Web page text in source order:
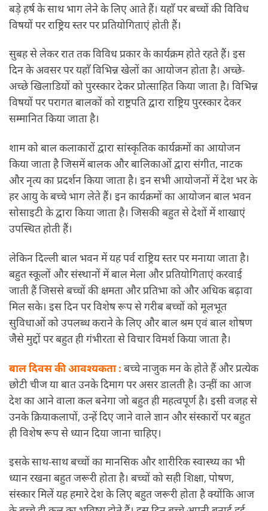
बड़े हर्ष के साथ भाग लेने के लिए आते हैं। यहाँ पर बच्चों की विविध
विषयों पर राष्ट्रिय स्तर पर प्रतियोगिताएं होती हैं।
सुबह से लेकर रात तक विविध प्रकार के कार्यक्रम होते रहते हैं। इस
दिन के अवसर पर यहाँ विभिन्न खेलों का आयोजन होता है। अच्छे-
अच्छे खिलाडियों को पुरस्कार देकर प्रोत्साहित किया जाता है। विभिन्न
विषयों पर परागत बालकों को राष्ट्रपति द्वारा राष्ट्रिय पुरस्कार देकर
सम्मानित किया जाता है।
शाम को बाल कलाकारों द्वारा सांस्कृतिक कार्यक्रमों का आयोजन
किया जाता है जिसमें बालक और बालिकाओं द्वारा संगीत, नाटक
और नृत्य का प्रदर्शन किया जाता है। इन सभी आयोजनों में देश भर के
हर आयु के बच्चे भाग लेते हैं। इन कार्यक्रमों का आयोजन बाल भवन
सोसाइटी के द्वारा किया जाता है। जिसकी बहुत से देशों में शाखाएं
उपस्थित होती हैं।
लेकिन दिल्ली बाल भवन में यह पर्व राष्ट्रिय स्तर पर मनाया जाता है।
बहुत स्कूलों और संस्थानों में बाल मेला और प्रतियोगिताएं करवाई
जाती हैं जिससे बच्चों की क्षमता और प्रतिभा को और अधिक बढ़ावा
मिल सके। इस दिन पर विशेष रूप से गरीब बच्चों को मूलभूत
सुविधाओं को उपलब्ध कराने के लिए और बाल श्रम एवं बाल शोषण
जैसे मुद्दों पर बहुत ही गंभीरता से विचार विमर्श किया जाता है।
बाल दिवस की आवश्यकता : बच्चे नाजुक मन के होते हैं और प्रत्येक
छोटी चीज या बात उनके दिमाग पर असर डालती है। उन्हीं का आज
देश का आने वाला कल बनेगा जो बहुत ही महत्वपूर्ण है। इसी वजह से
उनके क्रियाकलापों, उन्हें दिए जाने वाले ज्ञान और संस्कारों पर बहुत
ही विशेष रूप से ध्यान दिया जाना चाहिए।
इसके साथ-साथ बच्चों का मानसिक और शारीरिक स्वास्थ्य का भी
ध्यान रखना बहुत जरूरी होता है। बच्चों को सही शिक्षा, पोषण,
संस्कार मिलें यह हमारे देश के लिए बहुत जरूरी होता है क्योंकि आज